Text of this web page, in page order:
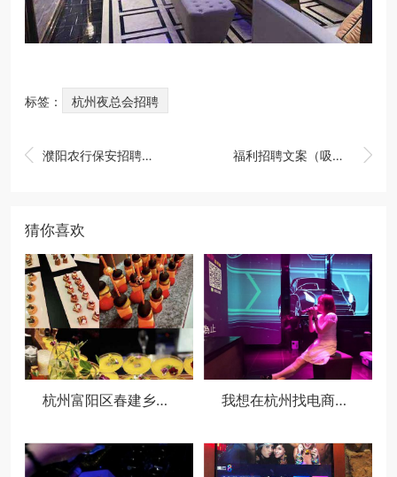
标签： 杭州夜总会招聘
 濮阳农行保安招聘条件是什么（濮阳农行安保人员招聘标准及要求） 
福利招聘文案（吸引人才，共享福利——创意招聘文案）
猜你喜欢
杭州富阳区春建乡附近酒吧招聘商务接待,领队直招没套路的 我想在杭州找电商运营类的工作